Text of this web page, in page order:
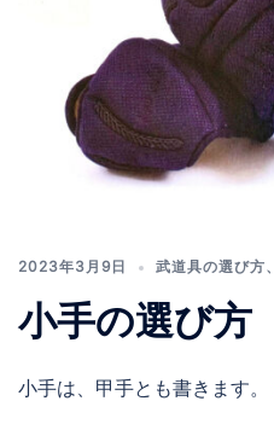
2023年3月9日 武道具の選び方、
小手の選び方
小手は、甲手とも書きます